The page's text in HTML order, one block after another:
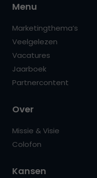
Menu
Marketingthema’s
Veelgelezen
Vacatures
Jaarboek
Partnercontent
Over
Missie & Visie
Colofon
Kansen